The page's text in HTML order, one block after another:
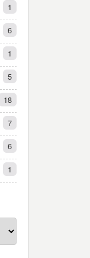
1
6
1
5
18
7
6
1